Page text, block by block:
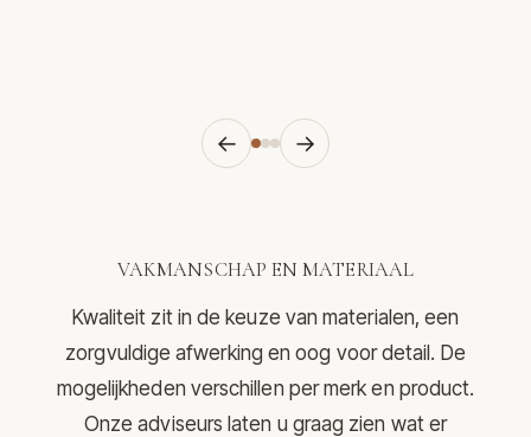
← →
VAKMANSCHAP EN MATERIAAL
Kwaliteit zit in de keuze van materialen, een
zorgvuldige afwerking en oog voor detail. De
mogelijkheden verschillen per merk en product.
Onze adviseurs laten u graag zien wat er